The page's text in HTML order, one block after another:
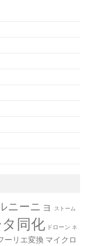
ニーニョ ストーム
同化 ドローン ネ
ーリエ変換 マイクロ